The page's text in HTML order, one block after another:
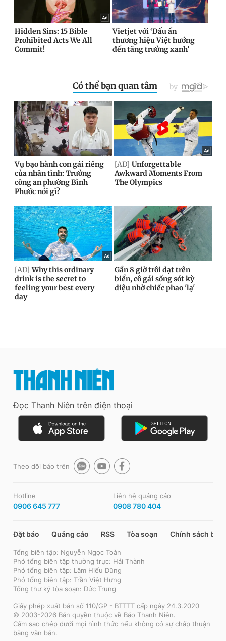
Đọc Thanh Niên trên điện thoại
Theo dõi báo trên
Hotline
0906 645 777
Liên hệ quảng cáo
0908 780 404
Đặt báo Quảng cáo RSS Tòa soạn Chính sách bảo
Tổng biên tập: Nguyễn Ngọc Toàn
Phó tổng biên tập thường trực: Hải Thành
Phó tổng biên tập: Lâm Hiếu Dũng
Phó tổng biên tập: Trần Việt Hưng
Tổng thư ký tòa soạn: Đức Trung
Giấy phép xuất bản số 110/GP - BTTTT cấp ngày 24.3.2020
© 2003-2026 Bản quyền thuộc về Báo Thanh Niên.
Cấm sao chép dưới mọi hình thức nếu không có sự chấp thuận
bằng văn bản.